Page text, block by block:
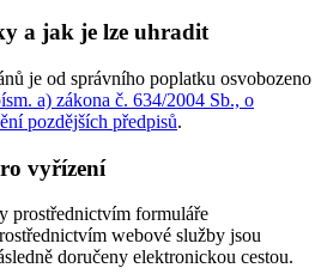
a jak je lze uhradit
je od správního poplatku osvobozeno
a) zákona č. 634/2004 Sb., o
pozdějších předpisů.
vyřízení
prostřednictvím formuláře
webové služby jsou
doručeny elektronickou cestou.